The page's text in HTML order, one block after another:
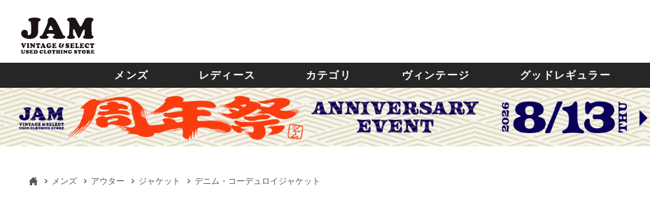
メンズ レディース カテゴリ ヴィンテージ グッドレギュラー
メンズ アウター ジャケット デニム・コーデュロイジャケット